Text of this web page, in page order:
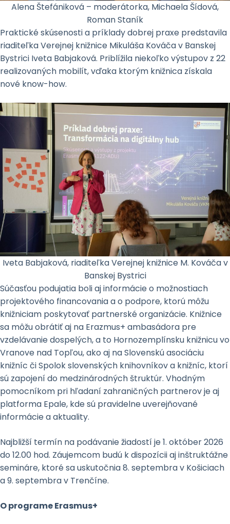
Alena Štefániková – moderátorka, Michaela Šídová,
Roman Staník
Praktické skúsenosti a príklady dobrej praxe predstavila
riaditeľka Verejnej knižnice Mikuláša Kováča v Banskej
Bystrici Iveta Babjaková. Priblížila niekoľko výstupov z 22
realizovaných mobilít, vďaka ktorým knižnica získala
nové know-how.
Iveta Babjaková, riaditeľka Verejnej knižnice M. Kováča v
Banskej Bystrici
Súčasťou podujatia boli aj informácie o možnostiach
projektového financovania a o podpore, ktorú môžu
knižniciam poskytovať partnerské organizácie. Knižnice
sa môžu obrátiť aj na Erazmus+ ambasádora pre
vzdelávanie dospelých, a to Hornozemplínsku knižnicu vo
Vranove nad Topľou, ako aj na Slovenskú asociáciu
knižníc či Spolok slovenských knihovníkov a knižníc, ktorí
sú zapojení do medzinárodných štruktúr. Vhodným
pomocníkom pri hľadaní zahraničných partnerov je aj
platforma Epale, kde sú pravidelne uverejňované
informácie a aktuality.
Najbližší termín na podávanie žiadostí je 1. október 2026
do 12.00 hod. Záujemcom budú k dispozícii aj inštruktážne
semináre, ktoré sa uskutočnia 8. septembra v Košiciach
a 9. septembra v Trenčíne.
O programe Erasmus+